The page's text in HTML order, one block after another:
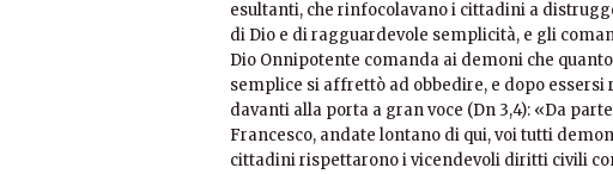
esultanti, che rinfocolavano i cittadini a
di Dio e di ragguardevole semplicità, e gli
Dio Onnipotente comanda ai demoni che
semplice si affrettò ad obbedire, e dopo essersi
davanti alla porta a gran voce (Dn 3,4): «Da
Francesco, andate lontano di qui, voi tutti
cittadini rispettarono i vicendevoli diritti civili